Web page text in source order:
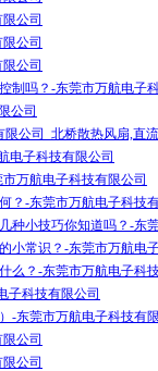
公司
公司
公司
制吗？-东莞市万航电子
公司
公司_北桥散热风扇,直
电子科技有限公司
万航电子科技有限公司
？-东莞市万航电子科技
种小技巧你知道吗？-东
小常识？-东莞市万航电
么？-东莞市万航电子科
子科技有限公司
-东莞市万航电子科技有
公司
公司